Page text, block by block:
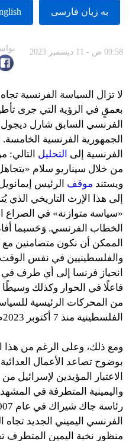
به زبان فارسى
09:58 ص - 11 ديسمبر 2023
لا تزال السياسة الفرنسية
بعمقٍ في الرؤية التي جرى
الفرنسية إلى التحليل
من خلال سيناريو سلام
ويستند موقف الرئيس
إلى هذا الإرث التاريخي الذي
«سياسة متوازنة» في الصراع
الخطاب الفرنسي. وَحَسبما
الممكن أن نكون متضامنين مع
والفلسطينيين في نفس
انحياز فرنسا إلى أي طرف
فاعلًا في الحوار وكذلك وسيطًا
من المحركات الرئيسية
الفلسطينية منذ 7 أكتوبر 2023م.
ومع ذلك، وعلى الرغم من
بوضوح تصاعد الأعمال
الاعتبار المؤيدين لإسرائيل
واليمينية المتطرفة في
الفرنسي اليميني الجديد
منظور نخبة اليمين المتطرف